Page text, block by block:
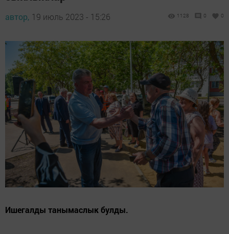
автор, 19 июль 2023 - 15:26 1128 0 0
Ишегалды танымаслык булды.